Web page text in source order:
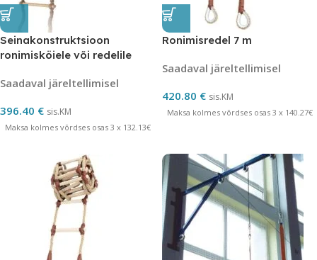
Seinakonstruktsioon
ronimisköiele või redelile
Saadaval järeltellimisel
396.40 € sis.KM
Maksa kolmes võrdses osas 3 x 132.13€
Ronimisredel 7 m
Saadaval järeltellimisel
420.80 € sis.KM
Maksa kolmes võrdses osas 3 x 140.27€